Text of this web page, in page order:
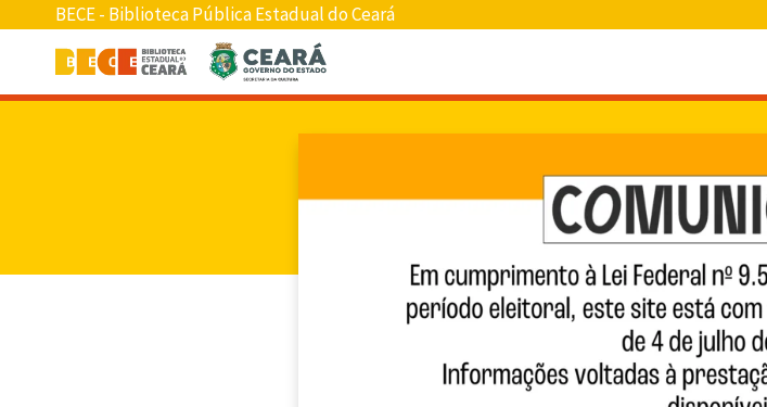
BECE - Biblioteca Pública Estadual do Ceará